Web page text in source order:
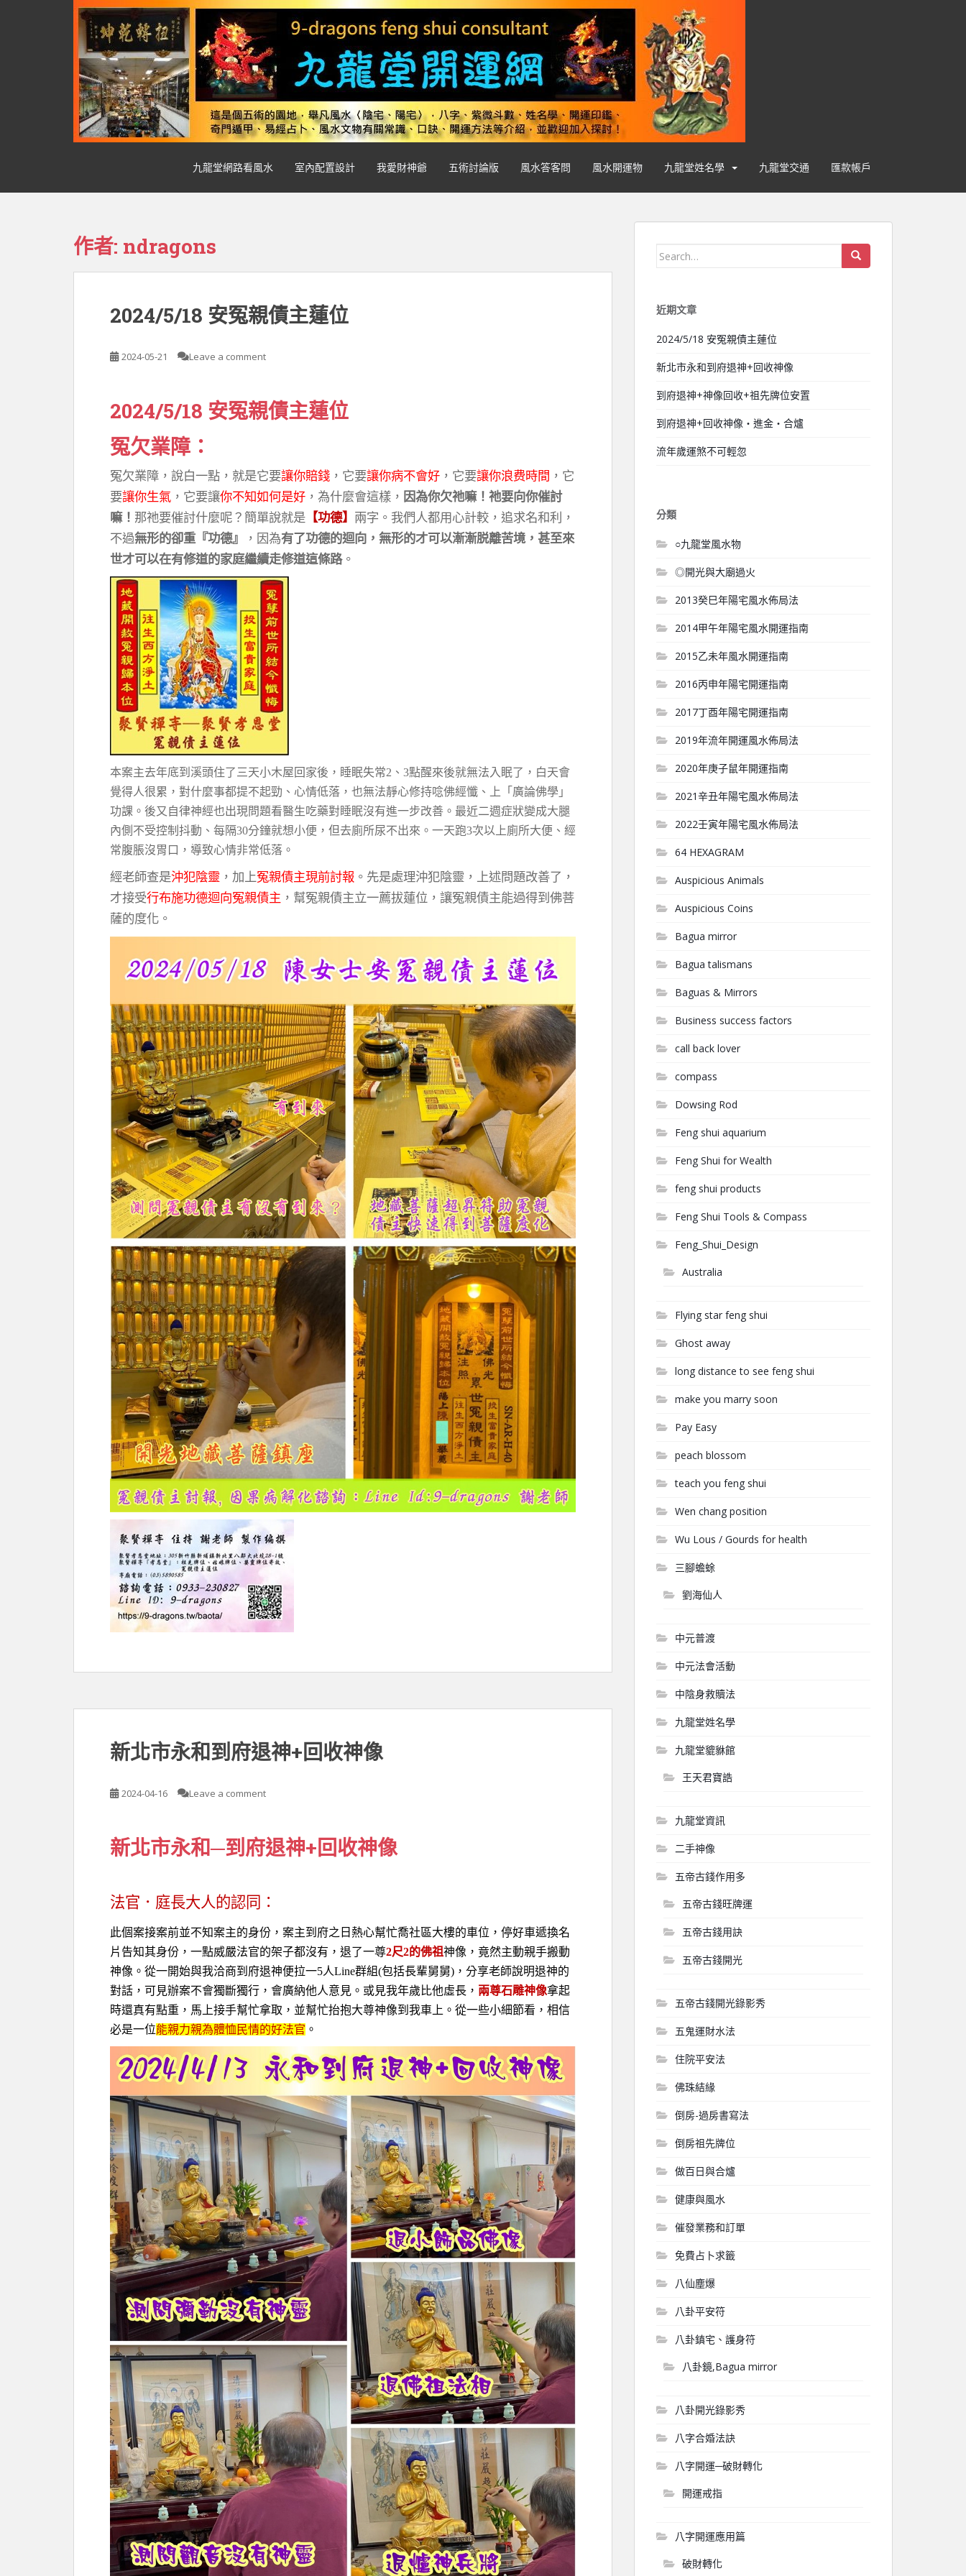
o
九龍堂網路看風水 室內配置設計 我愛財神爺 五術討論版 風水答客問 風水開運物 九龍堂姓名學 九龍堂交通 匯款帳戶
作者: ndragons
2024/5/18 安冤親債主蓮位
2024-05-21 Leave a comment
2024/5/18 安冤親債主蓮位
冤欠業障：
冤欠業障，說白一點，就是它要讓你賠錢 ，它要讓你病不會好 ，它要讓你浪费時間 ，它
要讓你生氣 ，它要讓你不知如何是好 ，為什麼會這樣， 因為你欠祂嘛！祂要向你催討
嘛！ 那祂要催討什麼呢？簡單說就是 【功德】 兩字。我們人都用心計較，追求名和利，
不過無形的卻重『功德』 ，因為有了功德的迴向，無形的才可以漸漸脱離苦境，甚至來
世才可以在有修道的家庭繼續走修道這條路。
本案主去年底到溪頭住了三天小木屋回家後，睡眠失常2、3點醒來後就無法入眠了，白天會
覺得人很累，對什麼事都提不起勁、心情低落，也無法靜心修持唸佛經懺、上「廣論佛學」
功課。後又自律神經也出現問題看醫生吃藥對睡眠沒有進一步改善。最近二週症狀變成大腿
內側不受控制抖動、每隔30分鐘就想小便，但去廁所尿不出來。一天跑3次以上廁所大便、經
常腹脹沒胃口，導致心情非常低落。
經老師查是沖犯陰靈 ，加上冤親債主現前討報 。先是處理沖犯陰靈，上述問題改善了，
才接受行布施功德迴向冤親債主 ，幫冤親債主立一薦拔蓮位，讓冤親債主能過得到佛菩
薩的度化。
新北市永和到府退神+回收神像
2024-04-16 Leave a comment
新北市永和─到府退神+回收神像
法官．庭長大人的認同：
此個案接案前並不知案主的身份，案主到府之日熱心幫忙喬社區大樓的車位，停好車遞換名
片告知其身份，一點威嚴法官的架子都沒有，退了一尊2尺2的佛祖神像，竟然主動親手搬動
神像。從一開始與我洽商到府退神便拉一5人Line群組(包括長輩舅舅)，分享老師說明退神的
對話，可見辦案不會獨斷獨行，會廣納他人意見。或見我年歲比他虛長， 兩尊石雕神像拿起
時還真有點重，馬上接手幫忙拿取，並幫忙抬抱大尊神像到我車上。從一些小細節看，相信
必是一位能親力親為體恤民情的好法官 。
Search for:
近期文章
2024/5/18 安冤親債主蓮位
新北市永和到府退神+回收神像
到府退神+神像回收+祖先牌位安置
到府退神+回收神像‧進金‧合爐
流年歲運煞不可輕忽
分類
○九龍堂風水物
◎開光與大廟過火
2013癸巳年陽宅風水佈局法
2014甲午年陽宅風水開運指南
2015乙未年風水開運指南
2016丙申年陽宅開運指南
2017丁酉年陽宅開運指南
2019年流年開運風水佈局法
2020年庚子鼠年開運指南
2021辛丑年陽宅風水佈局法
2022壬寅年陽宅風水佈局法
64 HEXAGRAM
Auspicious Animals
Auspicious Coins
Bagua mirror
Bagua talismans
Baguas & Mirrors
Business success factors
call back lover
compass
Dowsing Rod
Feng shui aquarium
Feng Shui for Wealth
feng shui products
Feng Shui Tools & Compass
Feng_Shui_Design
Australia
Flying star feng shui
Ghost away
long distance to see feng shui
make you marry soon
Pay Easy
peach blossom
teach you feng shui
Wen chang position
Wu Lous / Gourds for health
三腳蟾蜍
劉海仙人
中元普渡
中元法會活動
中陰身救贖法
九龍堂姓名學
九龍堂貔貅館
王天君寶誥
九龍堂資訊
二手神像
五帝古錢作用多
五帝古錢旺牌運
五帝古錢用訣
五帝古錢開光
五帝古錢開光錄影秀
五鬼運財水法
住院平安法
佛珠結緣
倒房-過房書寫法
倒房祖先牌位
做百日與合爐
健康與風水
催發業務和訂單
免費占卜求籤
八仙塵爆
八卦平安符
八卦鎮宅、護身符
八卦鏡,Bagua mirror
八卦開光錄影秀
八字合婚法訣
八字開運─破財轉化
開運戒指
八字開運應用篇
破財轉化